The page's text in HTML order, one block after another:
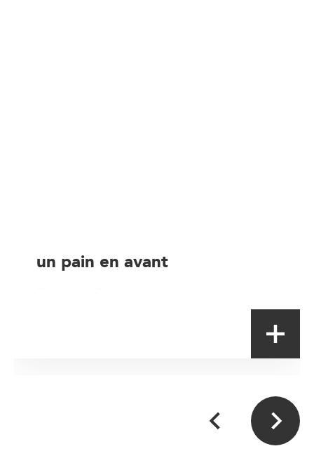
un pain en avant